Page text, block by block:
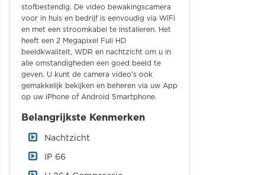
stofbestendig. De video bewakingscamera
voor in huis en bedrijf is eenvoudig via WiFi
en met een stroomkabel te installeren. Het
heeft een 2 Megapixel Full HD
beeldkwaliteit, WDR en nachtzicht om u in
alle omstandigheden een goed beeld te
geven. U kunt de camera video's ook
gemakkelijk bekijken en beheren via uw App
op uw iPhone of Android Smartphone.
Belangrijkste Kenmerken
Nachtzicht
IP 66